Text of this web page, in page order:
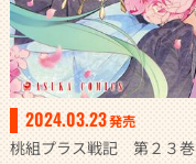
2024.03.23発売
桃組プラス戦記 第２３巻